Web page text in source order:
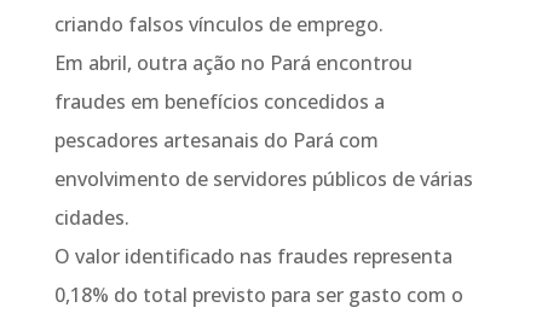
criando falsos vínculos de emprego.
Em abril, outra ação no Pará encontrou
fraudes em benefícios concedidos a
pescadores artesanais do Pará com
envolvimento de servidores públicos de várias
cidades.
O valor identificado nas fraudes representa
0,18% do total previsto para ser gasto com o